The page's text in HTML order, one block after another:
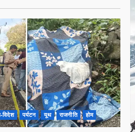
विदेश पर्यटन यूथ राजनीति होम